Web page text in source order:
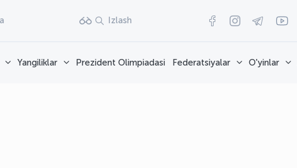
Izlash
Yangiliklar Prezident Olimpiadasi Federatsiyalar O'yinlar